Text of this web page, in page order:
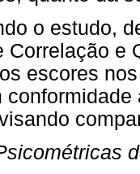
o estudo,
Correlação e
escores